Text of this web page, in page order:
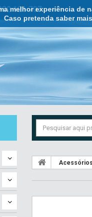
melhor experiência de
Caso pretenda saber
121 707
Acessórios